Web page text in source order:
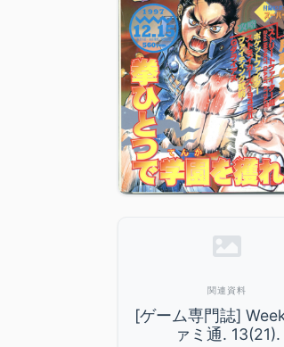
関連資料
[ゲーム専門誌]
ァミ通. 13(21).